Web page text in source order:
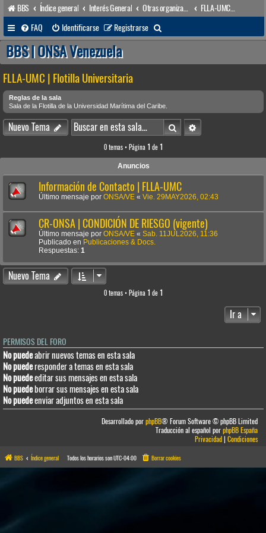
BBS Índice general Interés General Otras organizaciones
FAQ
Identificarse Registrarse
u
a
r
BBS | ONSA Venezuela
FLLA-UMC | Flotilla Universitaria
Reglas de la sala
Sala de la Flotilla de la Universidad Marítima del Caribe.
Nuevo Tema BuscarBúsqueda avanzada
0 temas • Página 1 de 1
Anuncios
Información de Contacto | FLLA-UMC
Último mensaje por ONSA/VE « Vie. 29MAY2026, 02:43
CR-ONSA | CONDICIÓN DE RIESGO (vigente)
Último mensaje por ONSA/VE « Sab. 11JUL2026, 11:36
Publicado en Publicaciones & Docs.
Respuestas: 1
Nuevo Tema
0 temas • Página 1 de 1
Ir a
PERMISOS DEL FORO
No puedeabrir nuevos temas en esta sala
No puederesponder a temas en esta sala
No puedeeditar sus mensajes en esta sala
No puedeborrar sus mensajes en esta sala
No puedeenviar adjuntos en esta sala
Desarrollado porphpBB® Forum Software © phpBB Limited
Traducción al español porphpBB España
Privacidad|Condiciones
BBS Índice general Todos los horarios sonUTC-04:00 Borrar cookies